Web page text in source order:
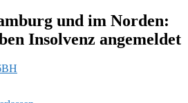
und im Norden:
Insolvenz angemeldet
BH